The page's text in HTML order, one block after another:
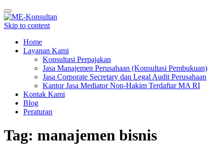
Toggle
navigation
Skip to content
Home
Layanan Kami
Konsultasi Perpajakan
Jasa Manajemen Perusahaan (Konsultasi Pembukuan)
Jasa Corporate Secretary dan Legal Audit Perusahaan
Kantor Jasa Mediator Non-Hakim Terdaftar MA RI
Kontak Kami
Blog
Peraturan
Tag: manajemen bisnis